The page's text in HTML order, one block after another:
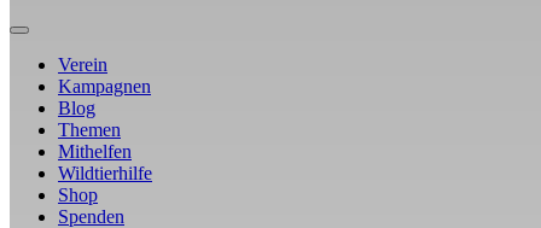
Verein
Kampagnen
Blog
Themen
Mithelfen
Wildtierhilfe
Shop
Spenden